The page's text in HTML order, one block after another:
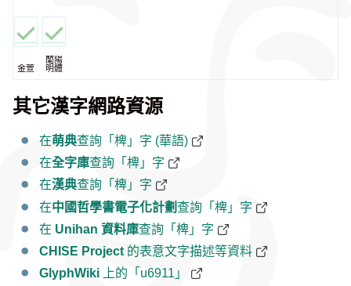
金萱
蘭陽
明體
其它漢字網路資源
在萌典查詢「椑」字 (華語)
在全字庫查詢「椑」字
在漢典查詢「椑」字
在中國哲學書電子化計劃查詢「椑」字
在 Unihan 資料庫查詢「椑」字
CHISE Project 的表意文字描述等資料
GlyphWiki 上的「u6911」